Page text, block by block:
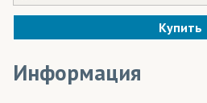
Купить
Информация